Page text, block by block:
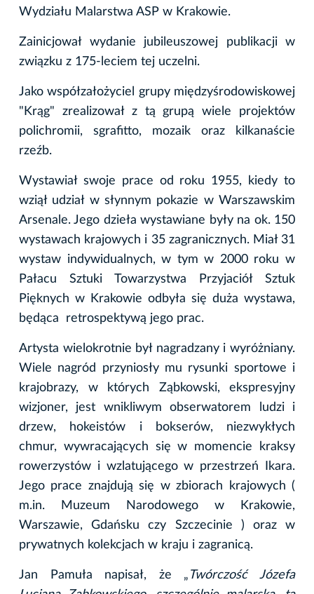
Wydziału Malarstwa ASP w Krakowie.
Zainicjował wydanie jubileuszowej publikacji w
związku z 175-leciem tej uczelni.
Jako współzałożyciel grupy międzyśrodowiskowej
"Krąg" zrealizował z tą grupą wiele projektów
polichromii, sgrafitto, mozaik oraz kilkanaście
rzeźb.
Wystawiał swoje prace od roku 1955, kiedy to
wziął udział w słynnym pokazie w Warszawskim
Arsenale. Jego dzieła wystawiane były na ok. 150
wystawach krajowych i 35 zagranicznych. Miał 31
wystaw indywidualnych, w tym w 2000 roku w
Pałacu Sztuki Towarzystwa Przyjaciół Sztuk
Pięknych w Krakowie odbyła się duża wystawa,
będąca retrospektywą jego prac.
Artysta wielokrotnie był nagradzany i wyróżniany.
Wiele nagród przyniosły mu rysunki sportowe i
krajobrazy, w których Ząbkowski, ekspresyjny
wizjoner, jest wnikliwym obserwatorem ludzi i
drzew, hokeistów i bokserów, niezwykłych
chmur, wywracających się w momencie kraksy
rowerzystów i wzlatującego w przestrzeń Ikara.
Jego prace znajdują się w zbiorach krajowych (
m.in. Muzeum Narodowego w Krakowie,
Warszawie, Gdańsku czy Szczecinie ) oraz w
prywatnych kolekcjach w kraju i zagranicą.
Jan Pamuła napisał, że „ Twórczość Józefa